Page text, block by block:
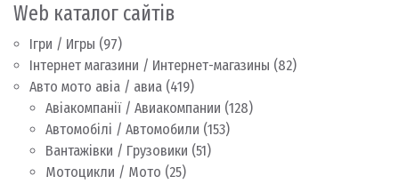
Web каталог сайтів
Ігри / Игры (97)
Інтернет магазини / Интернет-магазины (82)
Авто мото авіа / авиа (419)
Авіакомпанії / Авиакомпании (128)
Автомобілі / Автомобили (153)
Вантажівки / Грузовики (51)
Мотоцикли / Мото (25)